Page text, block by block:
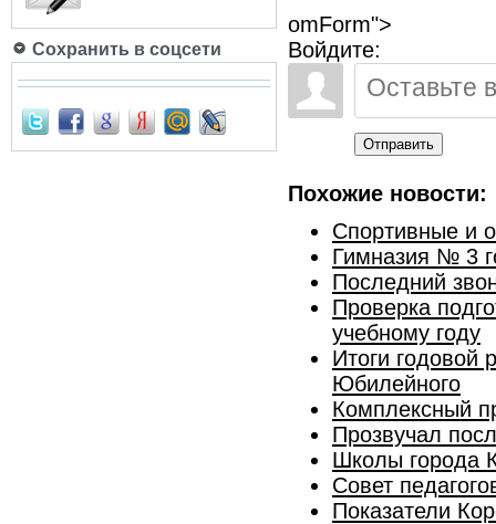
Сохранить в соцсети
omForm">
Войдите:
Отправить
Похожие новости:
Спортивные и
Гимназия № 3
Последний
Проверка
учебному году
Итоги годовой
Юбилейного
Комплексный
Прозвучал
Школы города
Совет
Показатели